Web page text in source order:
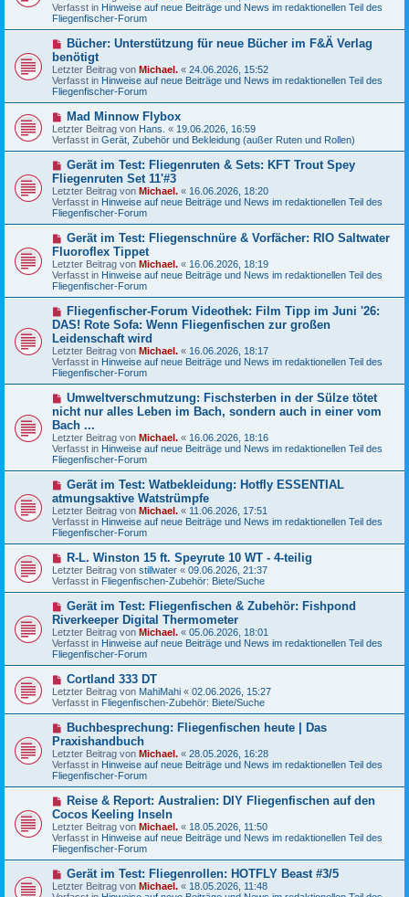
a
g
r
B
e
t
r
a
g
Verfasst in Hinweise auf neue Beiträge und News im redaktionellen Teil des
Fliegenfischer-Forum
N
u
e
r
B
e
t
r
a
g
Bücher: Unterstützung für neue Bücher im F&Ä Verlag
benötigt
Letzter Beitrag von Michael. « 24.06.2026, 15:52
Verfasst in Hinweise auf neue Beiträge und News im redaktionellen Teil des
Fliegenfischer-Forum
N
e
u
e
B
e
i
t
r
a
g
Mad Minnow Flybox
Letzter Beitrag von Hans. « 19.06.2026, 16:59
Verfasst in Gerät, Zubehör und Bekleidung (außer Ruten und Rollen)
N
e
u
e
r
B
e
t
r
a
g
Gerät im Test: Fliegenruten & Sets: KFT Trout Spey
Fliegenruten Set 11'#3
Letzter Beitrag von Michael. « 16.06.2026, 18:20
Verfasst in Hinweise auf neue Beiträge und News im redaktionellen Teil des
Fliegenfischer-Forum
N
u
e
r
B
e
t
r
a
g
Gerät im Test: Fliegenschnüre & Vorfächer: RIO Saltwater
Fluoroflex Tippet
Letzter Beitrag von Michael. « 16.06.2026, 18:19
Verfasst in Hinweise auf neue Beiträge und News im redaktionellen Teil des
Fliegenfischer-Forum
N
e
u
e
r
B
e
i
r
a
g
Fliegenfischer-Forum Videothek: Film Tipp im Juni '26:
DAS! Rote Sofa: Wenn Fliegenfischen zur großen
Leidenschaft wird
Letzter Beitrag von Michael. « 16.06.2026, 18:17
Verfasst in Hinweise auf neue Beiträge und News im redaktionellen Teil des
Fliegenfischer-Forum
N
u
e
r
B
e
i
r
a
g
Umweltverschmutzung: Fischsterben in der Sülze tötet
nicht nur alles Leben im Bach, sondern auch in einer vom
Bach ...
Letzter Beitrag von Michael. « 16.06.2026, 18:16
Verfasst in Hinweise auf neue Beiträge und News im redaktionellen Teil des
Fliegenfischer-Forum
N
u
e
r
B
e
t
r
a
g
Gerät im Test: Watbekleidung: Hotfly ESSENTIAL
atmungsaktive Watstrümpfe
Letzter Beitrag von Michael. « 11.06.2026, 17:51
Verfasst in Hinweise auf neue Beiträge und News im redaktionellen Teil des
Fliegenfischer-Forum
N
e
u
e
B
e
i
t
r
a
g
R-L. Winston 15 ft. Speyrute 10 WT - 4-teilig
Letzter Beitrag von stillwater « 09.06.2026, 21:37
Verfasst in Fliegenfischen-Zubehör: Biete/Suche
N
e
u
e
r
B
e
t
r
a
g
Gerät im Test: Fliegenfischen & Zubehör: Fishpond
Riverkeeper Digital Thermometer
Letzter Beitrag von Michael. « 05.06.2026, 18:01
Verfasst in Hinweise auf neue Beiträge und News im redaktionellen Teil des
Fliegenfischer-Forum
N
e
u
e
B
e
i
t
r
a
g
Cortland 333 DT
Letzter Beitrag von MahiMahi « 02.06.2026, 15:27
Verfasst in Fliegenfischen-Zubehör: Biete/Suche
N
u
e
r
B
e
t
r
a
g
Buchbesprechung: Fliegenfischen heute | Das
Praxishandbuch
Letzter Beitrag von Michael. « 28.05.2026, 16:28
Verfasst in Hinweise auf neue Beiträge und News im redaktionellen Teil des
Fliegenfischer-Forum
N
u
e
r
B
e
t
Reise & Report: Australien: DIY Fliegenfischen auf den
Cocos Keeling Inseln
Letzter Beitrag von Michael. « 18.05.2026, 11:50
Verfasst in Hinweise auf neue Beiträge und News im redaktionellen Teil des
Fliegenfischer-Forum
N
e
u
Gerät im Test: Fliegenrollen: HOTFLY Beast #3/5
Letzter Beitrag von Michael. « 18.05.2026, 11:48